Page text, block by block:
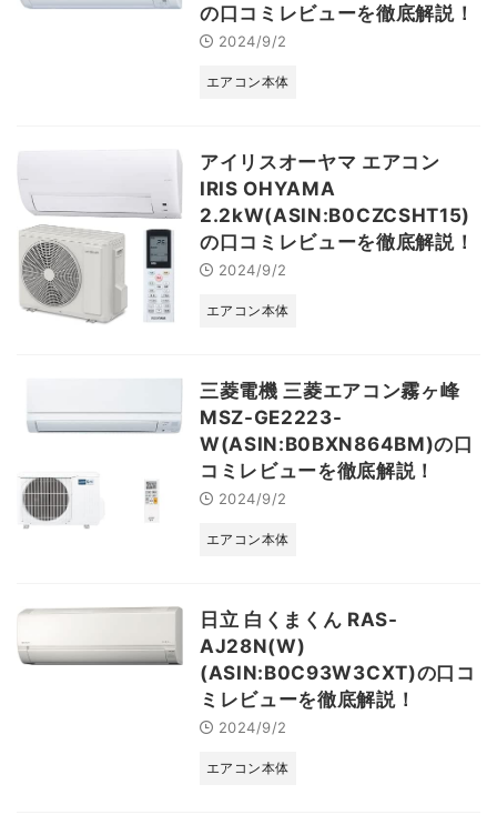
の口コミレビューを徹底解説！
2024/9/2
エアコン本体
アイリスオーヤマ エアコン
IRIS OHYAMA
2.2kW(ASIN:B0CZCSHT15)
の口コミレビューを徹底解説！
2024/9/2
エアコン本体
三菱電機 三菱エアコン霧ヶ峰
MSZ-GE2223-
W(ASIN:B0BXN864BM)の口
コミレビューを徹底解説！
2024/9/2
エアコン本体
日立 白くまくん RAS-
AJ28N(W)
(ASIN:B0C93W3CXT)の口コ
ミレビューを徹底解説！
2024/9/2
エアコン本体